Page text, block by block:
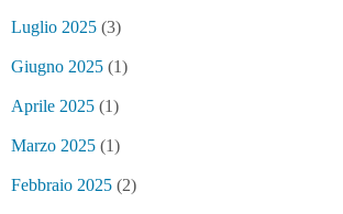
Luglio 2025 (3)
Giugno 2025 (1)
Aprile 2025 (1)
Marzo 2025 (1)
Febbraio 2025 (2)